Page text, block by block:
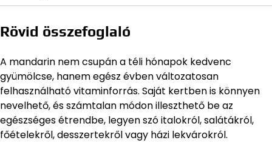
Rövid összefoglaló
A mandarin nem csupán a téli hónapok kedvenc
gyümölcse, hanem egész évben változatosan
felhasználható vitaminforrás. Saját kertben is könnyen
nevelhető, és számtalan módon illeszthető be az
egészséges étrendbe, legyen szó italokról, salátákról,
főételekről, desszertekről vagy házi lekvárokról.